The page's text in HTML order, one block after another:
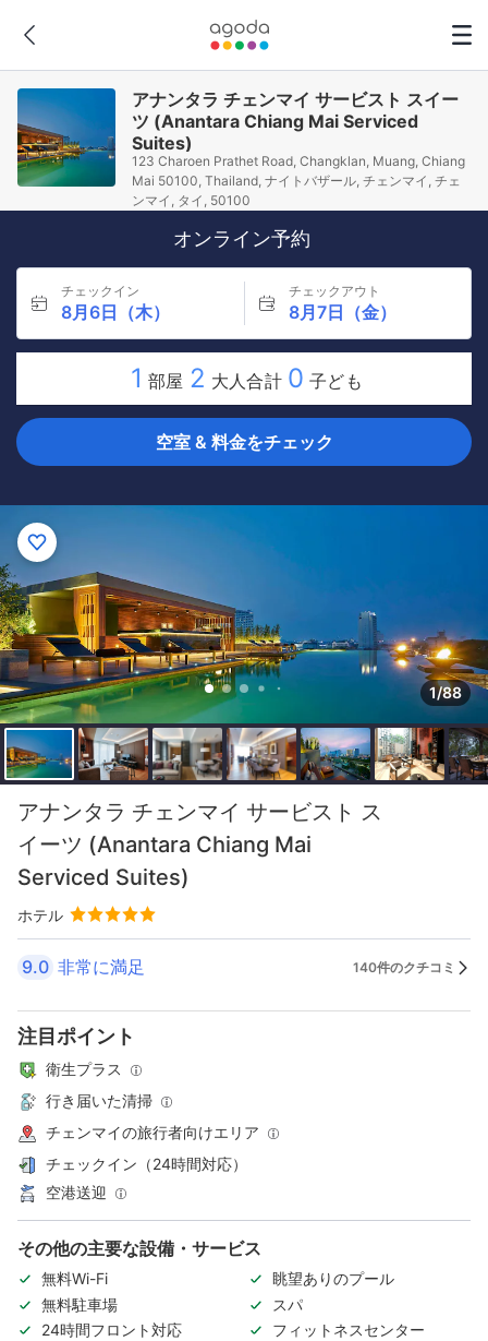
アナンタラ チェンマイ サービスト スイー
ツ (Anantara Chiang Mai Serviced
Suites)
123 Charoen Prathet Road, Changklan, Muang, Chiang
Mai 50100, Thailand, ナイトバザール, チェンマイ, チェ
ンマイ, タイ, 50100
オンライン予約
チェックイン
8月6日（木）
チェックアウト
8月7日（金）
1 部屋 2 大人合計 0 子ども
空室 & 料金をチェック
1/88
アナンタラ チェンマイ サービスト ス
イーツ (Anantara Chiang Mai
Serviced Suites)
ホテル
9.0 非常に満足 140件のクチコミ
注目ポイント
衛生プラス
行き届いた清掃
チェンマイの旅行者向けエリア
チェックイン（24時間対応）
空港送迎
その他の主要な設備・サービス
無料Wi-Fi
眺望ありのプール
無料駐車場
スパ
24時間フロント対応
フィットネスセンター